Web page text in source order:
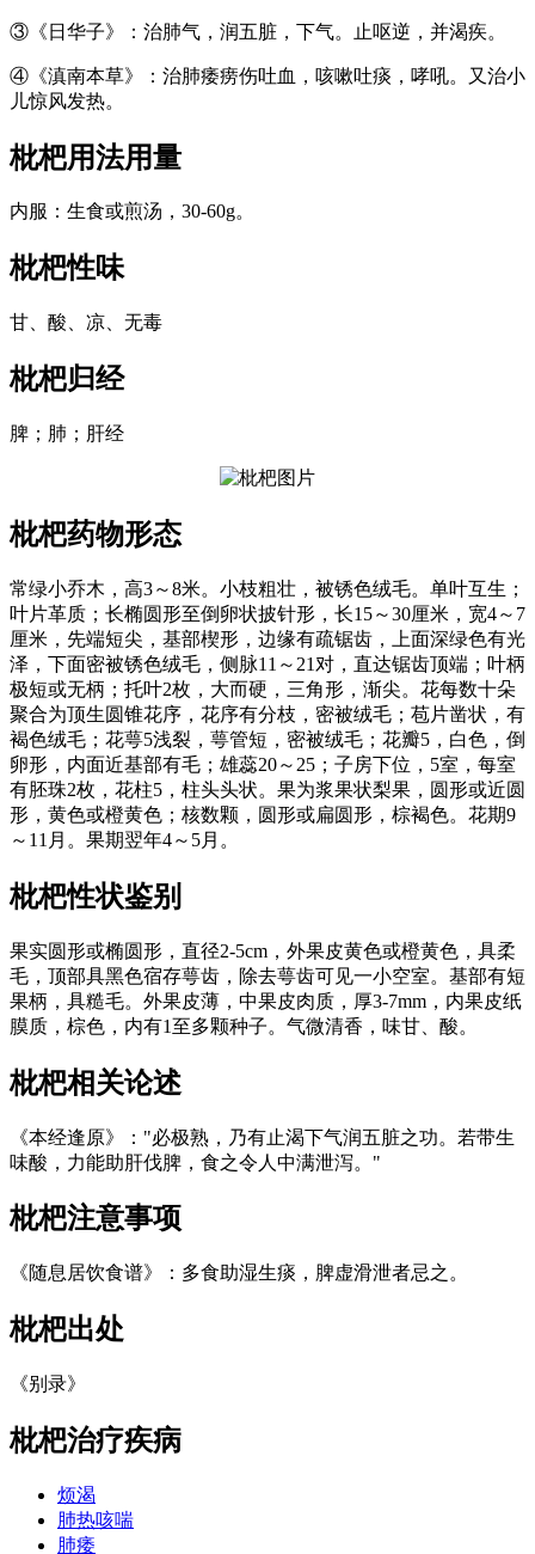
③《日华子》：治肺气，润五脏，下气。止呕逆，并渴疾。
④《滇南本草》：治肺痿痨伤吐血，咳嗽吐痰，哮吼。又治小
儿惊风发热。
枇杷用法用量
内服：生食或煎汤，30-60g。
枇杷性味
甘、酸、凉、无毒
枇杷归经
脾；肺；肝经
枇杷药物形态
常绿小乔木，高3～8米。小枝粗壮，被锈色绒毛。单叶互生；
叶片革质；长椭圆形至倒卵状披针形，长15～30厘米，宽4～7
厘米，先端短尖，基部楔形，边缘有疏锯齿，上面深绿色有光
泽，下面密被锈色绒毛，侧脉11～21对，直达锯齿顶端；叶柄
极短或无柄；托叶2枚，大而硬，三角形，渐尖。花每数十朵
聚合为顶生圆锥花序，花序有分枝，密被绒毛；苞片凿状，有
褐色绒毛；花萼5浅裂，萼管短，密被绒毛；花瓣5，白色，倒
卵形，内面近基部有毛；雄蕊20～25；子房下位，5室，每室
有胚珠2枚，花柱5，柱头头状。果为浆果状梨果，圆形或近圆
形，黄色或橙黄色；核数颗，圆形或扁圆形，棕褐色。花期9
～11月。果期翌年4～5月。
枇杷性状鉴别
果实圆形或椭圆形，直径2-5cm，外果皮黄色或橙黄色，具柔
毛，顶部具黑色宿存萼齿，除去萼齿可见一小空室。基部有短
果柄，具糙毛。外果皮薄，中果皮肉质，厚3-7mm，内果皮纸
膜质，棕色，内有1至多颗种子。气微清香，味甘、酸。
枇杷相关论述
《本经逢原》："必极熟，乃有止渴下气润五脏之功。若带生
味酸，力能助肝伐脾，食之令人中满泄泻。"
枇杷注意事项
《随息居饮食谱》：多食助湿生痰，脾虚滑泄者忌之。
枇杷出处
《别录》
枇杷治疗疾病
烦渴
肺热咳喘
肺痿